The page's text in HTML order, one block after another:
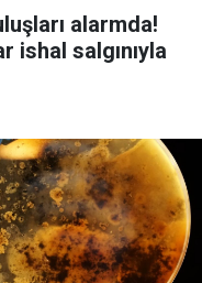
alarmda!
ishal salgınıyla